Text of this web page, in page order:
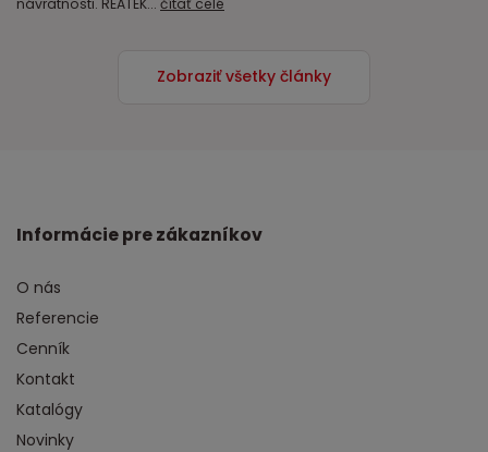
Zobraziť všetky články
Informácie pre zákazníkov
O nás
Referencie
Cenník
Kontakt
Katalógy
Novinky